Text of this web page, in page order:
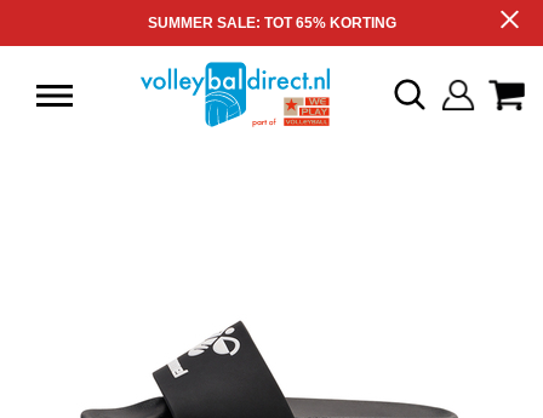
SUMMER SALE: TOT 65% KORTING